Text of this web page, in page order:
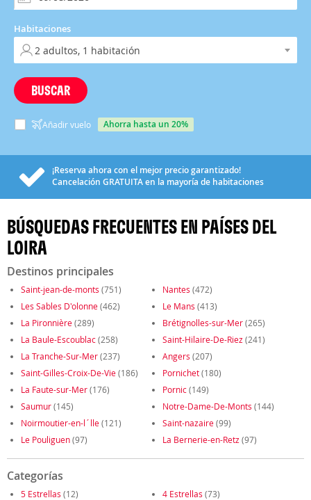
Habitaciones
BUSCAR
Añadir vuelo ahorra hasta un 20%
¡Reserva ahora con el mejor precio garantizado!
Cancelación GRATUITAen la mayoría de habitaciones
BÚSQUEDAS FRECUENTES EN PAÍSES DEL
LOIRA
Destinos principales
Saint-jean-de-monts (751) Nantes (472)
Les Sables D'olonne(462) Le Mans (413)
La Pironnière(289) Brétignolles-sur-Mer(265)
La Baule-Escoublac(258) Saint-Hilaire-De-Riez (241)
La Tranche-Sur-Mer(237) Angers (207)
Saint-Gilles-Croix-De-Vie(186) Pornichet(180)
La Faute-sur-Mer(176) Pornic(149)
Saumur(145) Notre-Dame-De-Monts (144)
Noirmoutier-en-l´lle(121) Saint-nazaire(99)
Le Pouliguen(97) La Bernerie-en-Retz (97)
Categorías
5 Estrellas (12) 4 Estrellas (73)